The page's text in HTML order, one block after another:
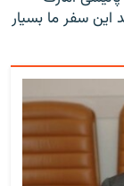
این سفر ما بسیار